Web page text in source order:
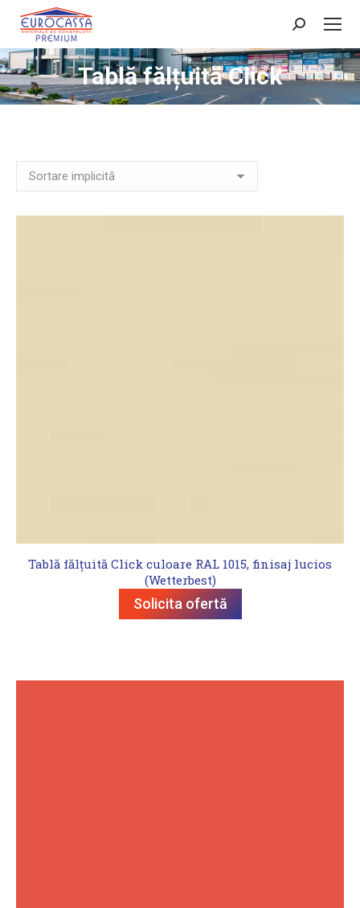
Search:
Tablă fălțuită Click
Tablă fălțuită Click culoare RAL 1015, finisaj lucios
(Wetterbest)
Solicita ofertă